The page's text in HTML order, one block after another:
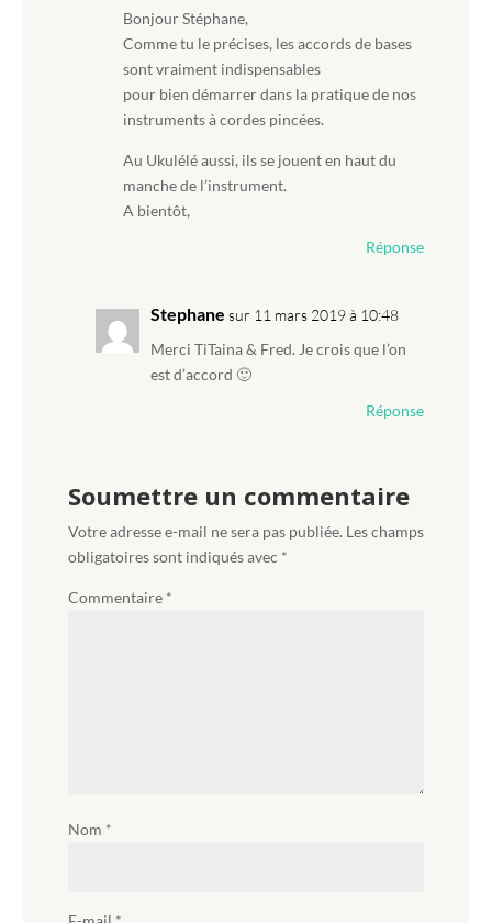
Bonjour Stéphane,
Comme tu le précises, les accords de bases
sont vraiment indispensables
pour bien démarrer dans la pratique de nos
instruments à cordes pincées.
Au Ukulélé aussi, ils se jouent en haut du
manche de l’instrument.
A bientôt,
Réponse
Stephane sur 11 mars 2019 à 10:48
Merci TiTaina & Fred. Je crois que l’on
est d’accord 🙂
Réponse
Soumettre un commentaire
Votre adresse e-mail ne sera pas publiée. Les champs
obligatoires sont indiqués avec *
Commentaire *
Nom *